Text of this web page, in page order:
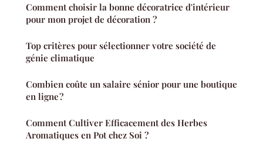
Comment choisir la bonne décoratrice d'intérieur
pour mon projet de décoration ?
Top critères pour sélectionner votre société de
génie climatique
Combien coûte un salaire sénior pour une boutique
en ligne ?
Comment Cultiver Efficacement des Herbes
Aromatiques en Pot chez Soi ?